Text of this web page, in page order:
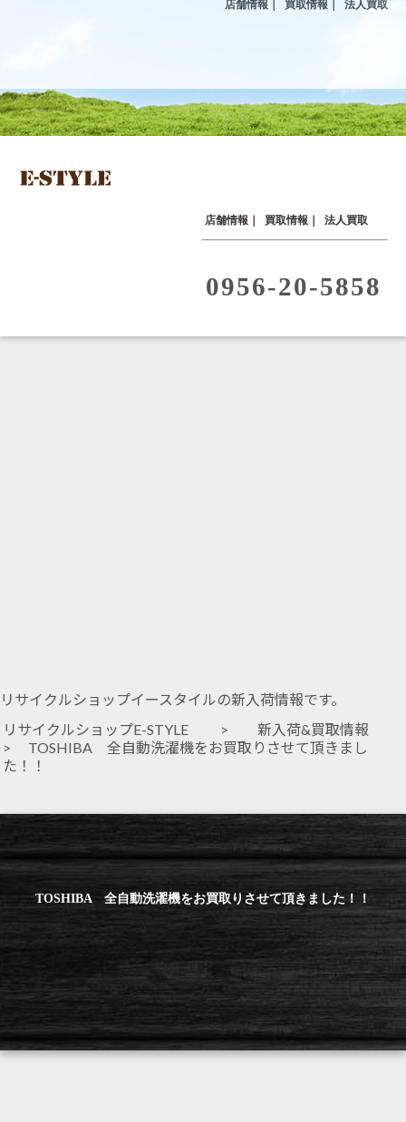
店舗情報 買取情報 法人買取
0956-20-5858
リサイクルショップイースタイルの新入荷情報です。
リサイクルショップE-STYLE
> 新入荷&買取情報
> TOSHIBA 全自動洗濯機をお買取りさせて頂きまし
た！！
TOSHIBA 全自動洗濯機をお買取りさせて頂きました！！
店舗情報 買取情報 法人買取